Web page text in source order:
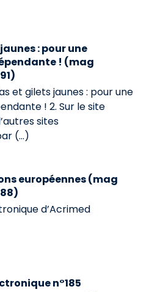
: pour une
! (mag
et gilets jaunes : pour une
! 2. Sur le site
sites
(…)
européennes (mag
d’Acrimed
n°185